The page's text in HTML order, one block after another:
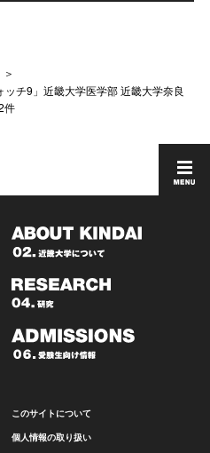
チ9」近畿大学医学部 近畿大学奈良
件
このサイトについて
個人情報の取り扱い